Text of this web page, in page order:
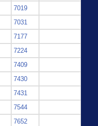
7019
7031
7177
7224
7409
7430
7431
7544
7652